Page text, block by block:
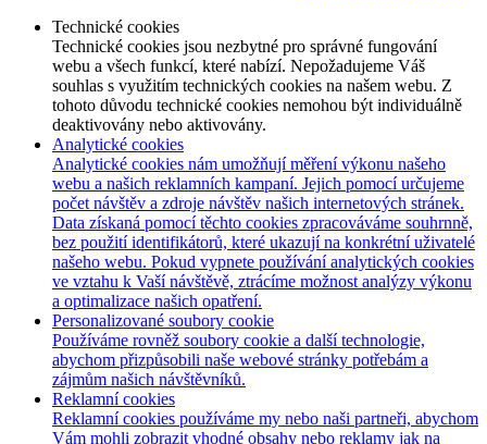
Technické cookies
Technické cookies jsou nezbytné pro správné fungování
webu a všech funkcí, které nabízí. Nepožadujeme Váš
souhlas s využitím technických cookies na našem webu. Z
tohoto důvodu technické cookies nemohou být individuálně
deaktivovány nebo aktivovány.
Analytické cookies
Analytické cookies nám umožňují měření výkonu našeho
webu a našich reklamních kampaní. Jejich pomocí určujeme
počet návštěv a zdroje návštěv našich internetových stránek.
Data získaná pomocí těchto cookies zpracováváme souhrnně,
bez použití identifikátorů, které ukazují na konkrétní uživatelé
našeho webu. Pokud vypnete používání analytických cookies
ve vztahu k Vaší návštěvě, ztrácíme možnost analýzy výkonu
a optimalizace našich opatření.
Personalizované soubory cookie
Používáme rovněž soubory cookie a další technologie,
abychom přizpůsobili naše webové stránky potřebám a
zájmům našich návštěvníků.
Reklamní cookies
Reklamní cookies používáme my nebo naši partneři, abychom
Vám mohli zobrazit vhodné obsahy nebo reklamy jak na